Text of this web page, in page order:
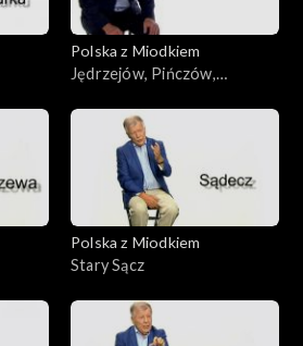
Polska z Miodkiem
Jędrzejów, Pińczów,
Polska z Miodkiem
Stary Sącz